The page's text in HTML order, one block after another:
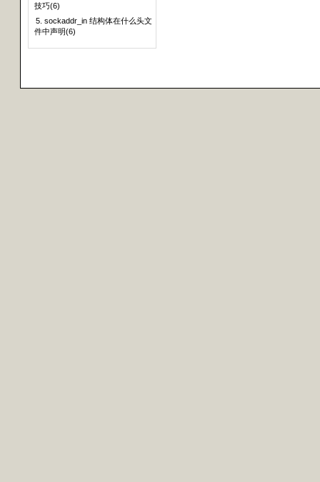
技巧(6)
5. sockaddr_in 结构体在什么头文
件中声明(6)